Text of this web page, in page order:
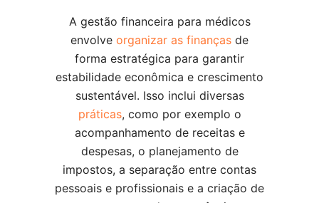
A gestão financeira para médicos
envolve organizar as finanças de
forma estratégica para garantir
estabilidade econômica e crescimento
sustentável. Isso inclui diversas
práticas, como por exemplo o
acompanhamento de receitas e
despesas, o planejamento de
impostos, a separação entre contas
pessoais e profissionais e a criação de